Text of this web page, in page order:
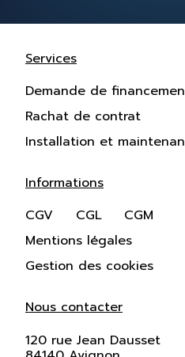
Services
Demande de
Rachat de contrat
Installation et
Informations
CGV
CGL
CGM
Mentions légales
Gestion des cookies
Nous contacter
120 rue Jean Dausset